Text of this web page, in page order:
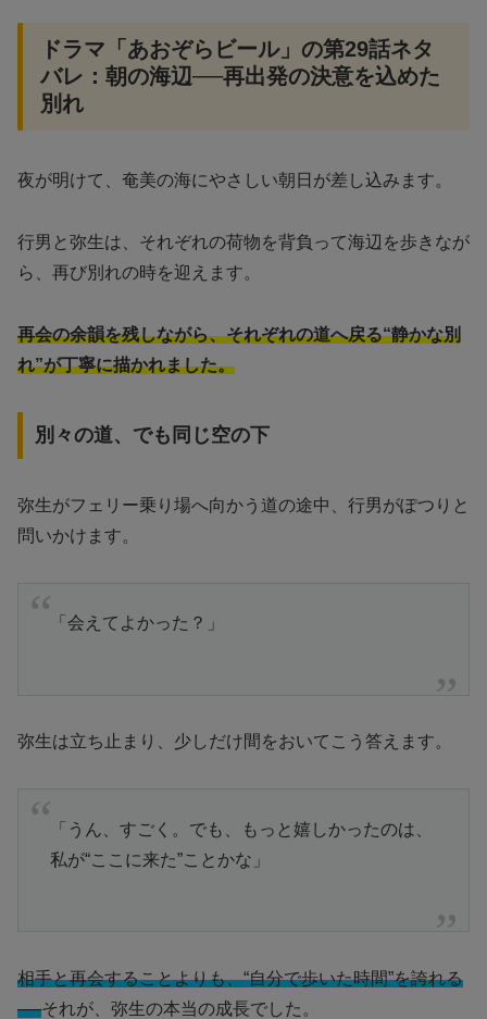
ドラマ「あおぞらビール」の第29話ネタ
バレ：朝の海辺──再出発の決意を込めた
別れ
夜が明けて、奄美の海にやさしい朝日が差し込みます。
行男と弥生は、それぞれの荷物を背負って海辺を歩きなが
ら、再び別れの時を迎えます。
再会の余韻を残しながら、それぞれの道へ戻る“静かな別
れ”が丁寧に描かれました。
別々の道、でも同じ空の下
弥生がフェリー乗り場へ向かう道の途中、行男がぽつりと
問いかけます。
「会えてよかった？」
弥生は立ち止まり、少しだけ間をおいてこう答えます。
「うん、すごく。でも、もっと嬉しかったのは、
私が“ここに来た”ことかな」
相手と再会することよりも、“自分で歩いた時間”を誇れる
──それが、弥生の本当の成長でした。